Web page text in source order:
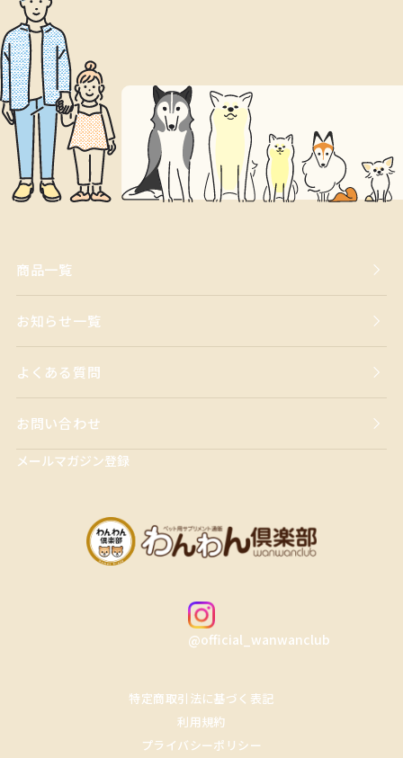
商品一覧
お知らせ一覧
よくある質問
お問い合わせ
メールマガジン登録
@official_wanwanclub
特定商取引法に基づく表記
利用規約
プライバシーポリシー